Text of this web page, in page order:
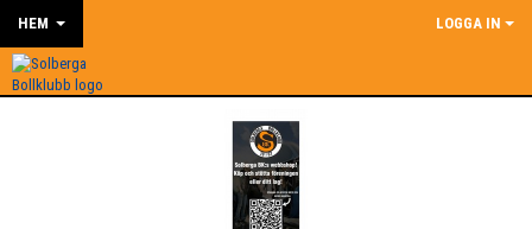
HEM LOGGA IN